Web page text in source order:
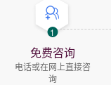
1
免费咨询
电话或在网上直接咨
询